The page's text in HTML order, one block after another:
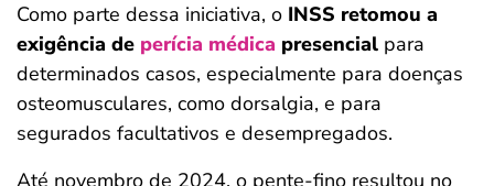
Como parte dessa iniciativa, o INSS retomou a
exigência de perícia médica presencial para
determinados casos, especialmente para doenças
osteomusculares, como dorsalgia, e para
segurados facultativos e desempregados.
Até novembro de 2024, o pente-fino resultou no